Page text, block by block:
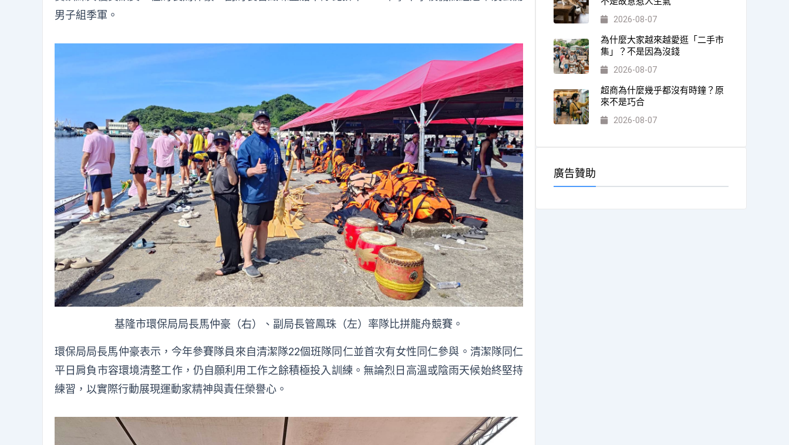
男子組季軍。
基隆市環保局局長馬仲豪（右）、副局長管鳳珠（左）率隊比拼龍舟競賽。
環保局局長馬仲豪表示，今年參賽隊員來自清潔隊22個班隊同仁並首次有女性同仁參與。清潔隊同仁
平日肩負市容環境清整工作，仍自願利用工作之餘積極投入訓練。無論烈日高溫或陰雨天候始終堅持
練習，以實際行動展現運動家精神與責任榮譽心。
2026-08-07
為什麼大家越來越愛逛「二手市
集」？不是因為沒錢
2026-08-07
超商為什麼幾乎都沒有時鐘？原
來不是巧合
2026-08-07
廣告贊助